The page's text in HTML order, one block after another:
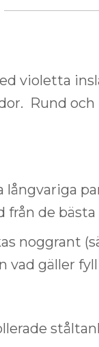
violetta
Rund
långvariga
de bästa
noggrant
vad gäller